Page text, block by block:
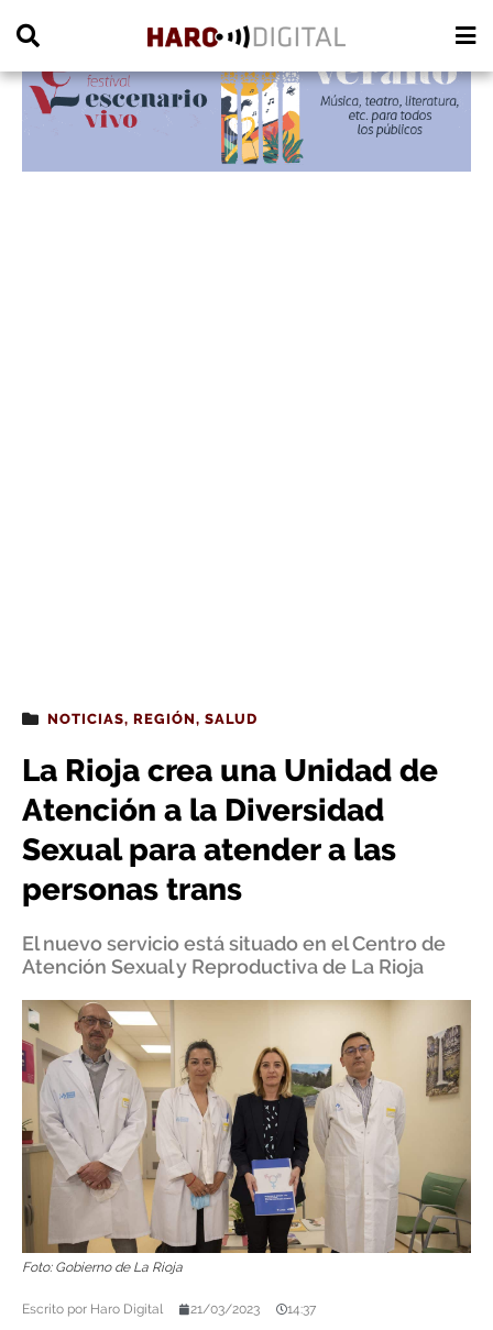
NOTICIAS, REGIÓN, SALUD
La Rioja crea una Unidad de
Atención a la Diversidad
Sexual para atender a las
personas trans
El nuevo servicio está situado en el Centro de
Atención Sexual y Reproductiva de La Rioja
Foto: Gobierno de La Rioja
Escrito por Haro Digital 21/03/2023 14:37